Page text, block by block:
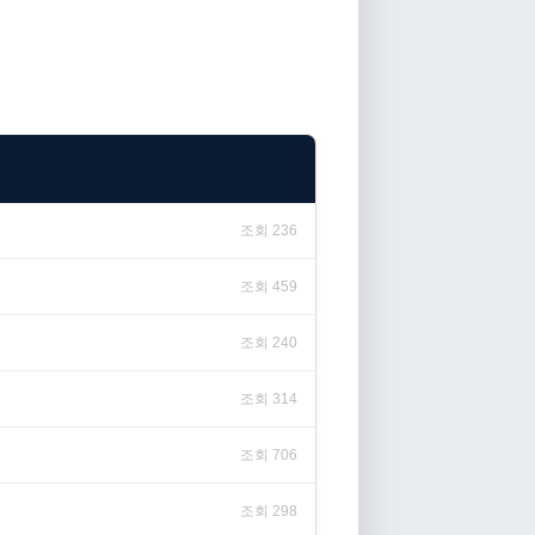
조회 236
조회 459
조회 240
조회 314
조회 706
조회 298